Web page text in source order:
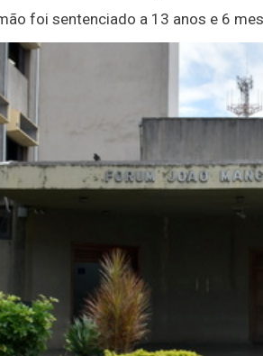
foi sentenciado a 13 anos e 6